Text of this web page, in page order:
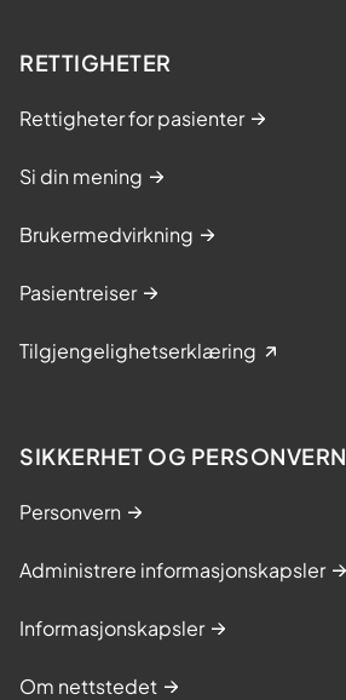
RETTIGHETER
Rettigheter for pasienter
Si din mening
Brukermedvirkning
Pasientreiser
Tilgjengelighetserklæring
SIKKERHET OG PERSONVERN
Personvern
Administrere informasjonskapsler
Informasjonskapsler
Om nettstedet